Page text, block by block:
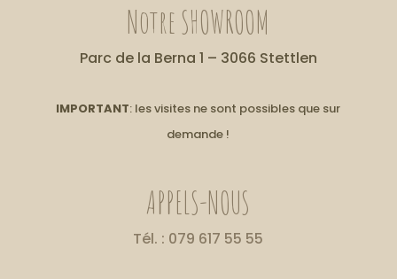
Notre SHOWROOM
Parc de la Berna 1 – 3066 Stettlen
IMPORTANT: les visites ne sont possibles que sur
demande !
APPELS-NOUS
Tél. : 079 617 55 55